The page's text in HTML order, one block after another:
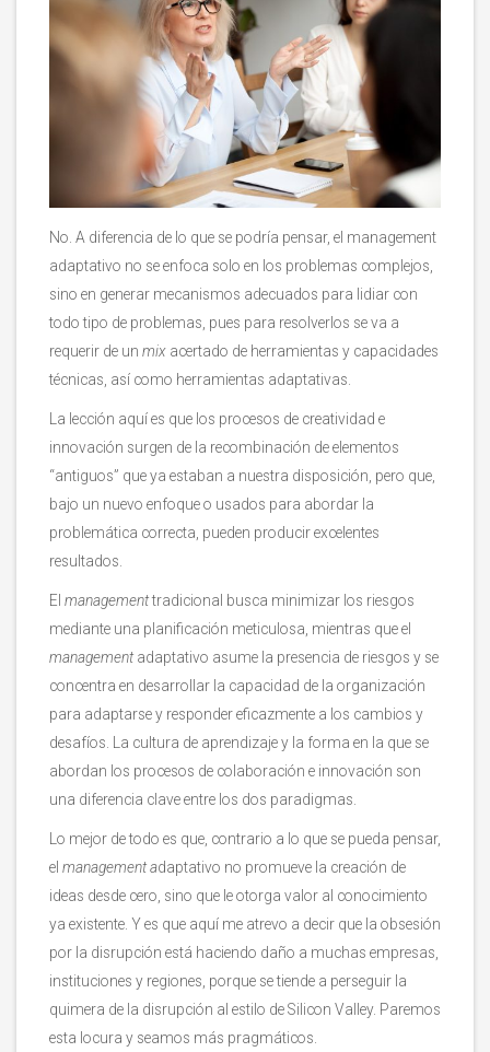
No. A diferencia de lo que se podría pensar, el management
adaptativo no se enfoca solo en los problemas complejos,
sino en generar mecanismos adecuados para lidiar con
todo tipo de problemas, pues para resolverlos se va a
requerir de un mix acertado de herramientas y capacidades
técnicas, así como herramientas adaptativas.
La lección aquí es que los procesos de creatividad e
innovación surgen de la recombinación de elementos
“antiguos” que ya estaban a nuestra disposición, pero que,
bajo un nuevo enfoque o usados para abordar la
problemática correcta, pueden producir excelentes
resultados.
El managementtradicional busca minimizar los riesgos
mediante una planificación meticulosa, mientras que el
managementadaptativo asume la presencia de riesgos y se
concentra en desarrollar la capacidad de la organización
para adaptarse y responder eficazmente a los cambios y
desafíos. La cultura de aprendizaje y la forma en la que se
abordan los procesos de colaboración e innovación son
una diferencia clave entre los dos paradigmas.
Lo mejor de todo es que, contrario a lo que se pueda pensar,
el management adaptativo no promueve la creación de
ideas desde cero, sino que le otorga valor al conocimiento
ya existente. Y es que aquí me atrevo a decir que la obsesión
por la disrupción está haciendo daño a muchas empresas,
instituciones y regiones, porque se tiende a perseguir la
quimera de la disrupción al estilo de Silicon Valley. Paremos
esta locura y seamos más pragmáticos.